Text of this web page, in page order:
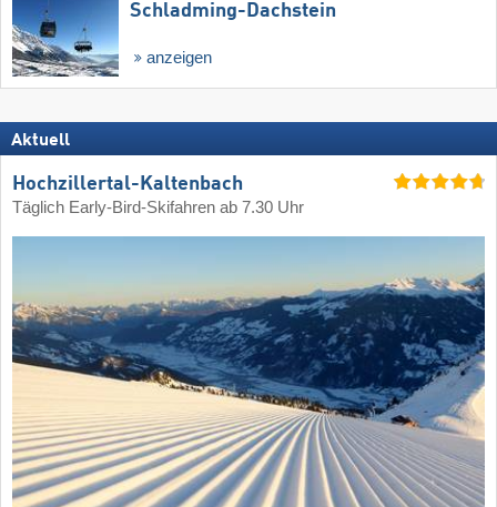
Schladming-Dachstein
anzeigen
Aktuell
Hochzillertal-Kaltenbach
Täglich Early-Bird-Skifahren ab 7.30 Uhr